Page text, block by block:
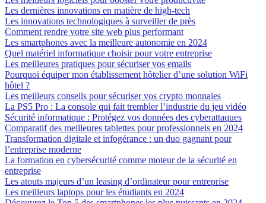
Les dernières innovations en matière de high-tech
Les innovations technologiques à surveiller de près
Comment rendre votre site web plus performant
Les smartphones avec la meilleure autonomie en 2024
Quel matériel informatique choisir pour votre entreprise
Les meilleures pratiques pour sécuriser vos emails
Pourquoi équiper mon établissement hôtelier d’une solution WiFi
hôtel ?
Les meilleurs conseils pour sécuriser vos crypto monnaies
La PS5 Pro : La console qui fait trembler l’industrie du jeu vidéo
Sécurité informatique : Protégez vos données des cyberattaques
Comparatif des meilleures tablettes pour professionnels en 2024
Transformation digitale et infogérance : un duo gagnant pour
l’entreprise moderne
La formation en cybersécurité comme moteur de la sécurité en
entreprise
Les atouts majeurs d’un leasing d’ordinateur pour entreprise
Les meilleurs laptops pour les étudiants en 2024